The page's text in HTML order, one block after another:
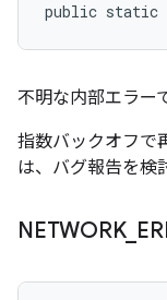
public static
不明な内部エラー
指数バックオフで
は、バグ報告を検
NETWORK_